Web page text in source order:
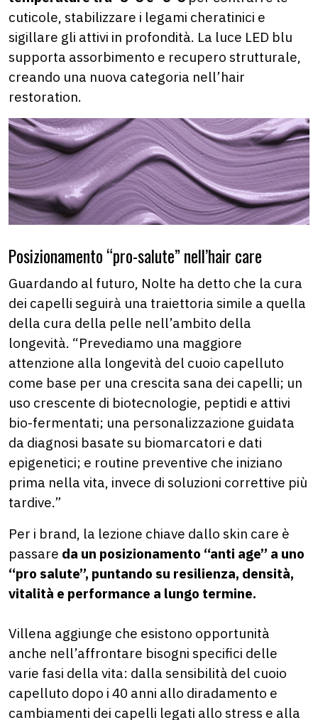
cuticole, stabilizzare i legami cheratinici e
sigillare gli attivi in profondità. La luce LED blu
supporta assorbimento e recupero strutturale,
creando una nuova categoria nell’hair
restoration.
Posizionamento “pro-salute” nell’hair care
Guardando al futuro, Nolte ha detto che la cura
dei capelli seguirà una traiettoria simile a quella
della cura della pelle nell’ambito della
longevità. “Prevediamo una maggiore
attenzione alla longevità del cuoio capelluto
come base per una crescita sana dei capelli; un
uso crescente di biotecnologie, peptidi e attivi
bio-fermentati; una personalizzazione guidata
da diagnosi basate su biomarcatori e dati
epigenetici; e routine preventive che iniziano
prima nella vita, invece di soluzioni correttive più
tardive.”
Per i brand, la lezione chiave dallo skin care è
passare da un posizionamento “anti age” a uno
“pro salute”, puntando su resilienza, densità,
vitalità e performance a lungo termine.
Villena aggiunge che esistono opportunità
anche nell’affrontare bisogni specifici delle
varie fasi della vita: dalla sensibilità del cuoio
capelluto dopo i 40 anni allo diradamento e
cambiamenti dei capelli legati allo stress e alla